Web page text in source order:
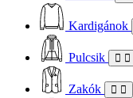
Kardigánok
Pulcsik
Zakók